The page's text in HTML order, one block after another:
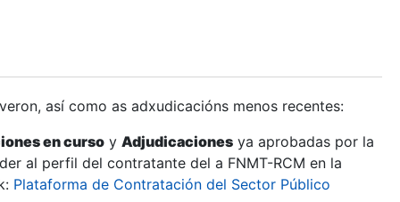
así como as adxudicacións menos recentes:
en curso y Adjudicaciones ya aprobadas por la
al perfil del contratante del a FNMT-RCM en la
Plataforma de Contratación del Sector Público